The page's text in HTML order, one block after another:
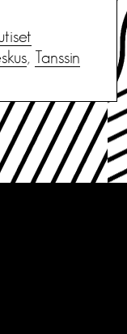
, Tanssin